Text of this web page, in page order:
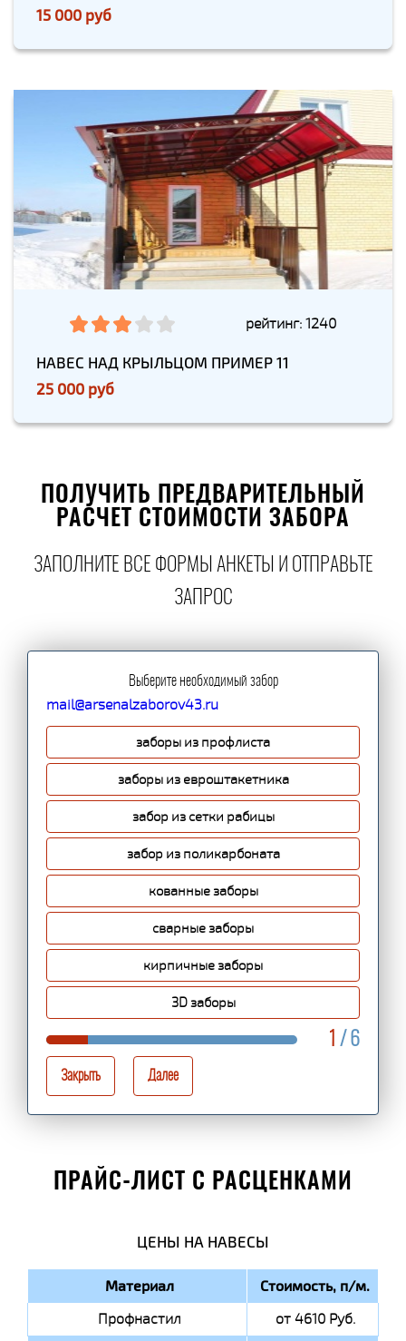
15 000 руб
рейтинг: 1240
НАВЕС НАД КРЫЛЬЦОМ ПРИМЕР 11
25 000 руб
ПОЛУЧИТЬ ПРЕДВАРИТЕЛЬНЫЙ
РАСЧЕТ СТОИМОСТИ ЗАБОРА
ЗАПОЛНИТЕ ВСЕ ФОРМЫ АНКЕТЫ И ОТПРАВЬТЕ
ЗАПРОС
Выберите необходимый забор
mail@arsenalzaborov43.ru
заборы из профлиста
заборы из евроштакетника
забор из сетки рабицы
забор из поликарбоната
кованные заборы
сварные заборы
кирпичные заборы
3D заборы
1 / 6
Закрыть Далее
ПРАЙС-ЛИСТ С РАСЦЕНКАМИ
ЦЕНЫ НА НАВЕСЫ
Материал Стоимость, п/м.
Профнастил
от 4610 Руб.